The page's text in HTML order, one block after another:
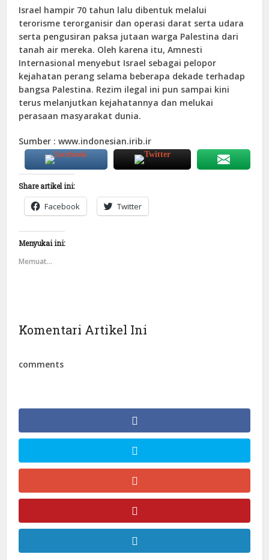
Israel hampir 70 tahun lalu dibentuk melalui
terorisme terorganisir dan operasi darat serta udara
serta pengusiran paksa jutaan warga Palestina dari
tanah air mereka. Oleh karena itu, Amnesti
Internasional menyebut Israel sebagai pelopor
kejahatan perang selama beberapa dekade terhadap
bangsa Palestina. Rezim ilegal ini pun sampai kini
terus melanjutkan kejahatannya dan melukai
perasaan masyarakat dunia.
Sumber : www.indonesian.irib.ir
Share artikel ini:
Facebook Twitter
Menyukai ini:
Memuat...
Komentari Artikel Ini
comments